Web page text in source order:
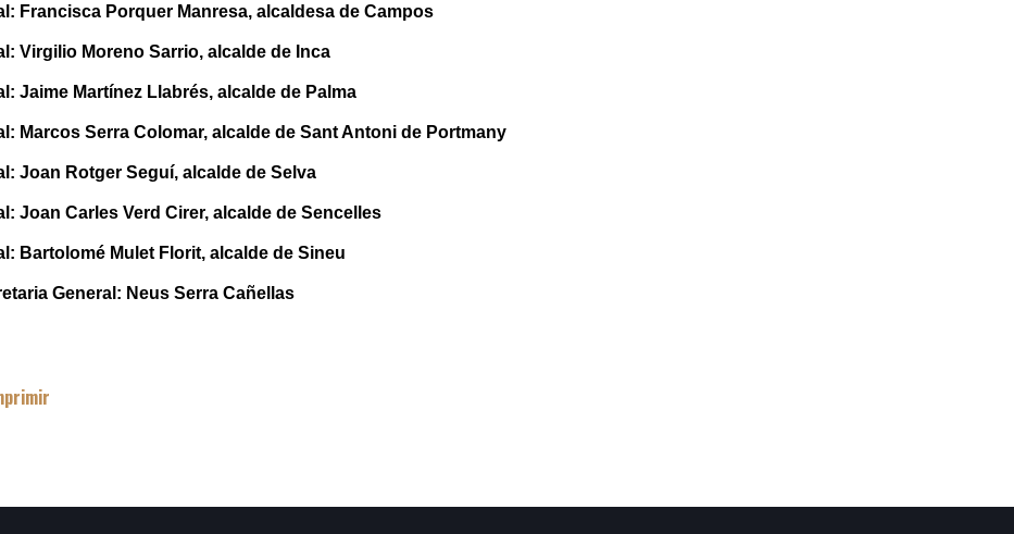
Francisca Porquer Manresa, alcaldesa de Campos
Virgilio Moreno Sarrio, alcalde de Inca
Jaime Martínez Llabrés, alcalde de Palma
Marcos Serra Colomar, alcalde de Sant Antoni de Portmany
Joan Rotger Seguí, alcalde de Selva
Joan Carles Verd Cirer, alcalde de Sencelles
Bartolomé Mulet Florit, alcalde de Sineu
General: Neus Serra Cañellas